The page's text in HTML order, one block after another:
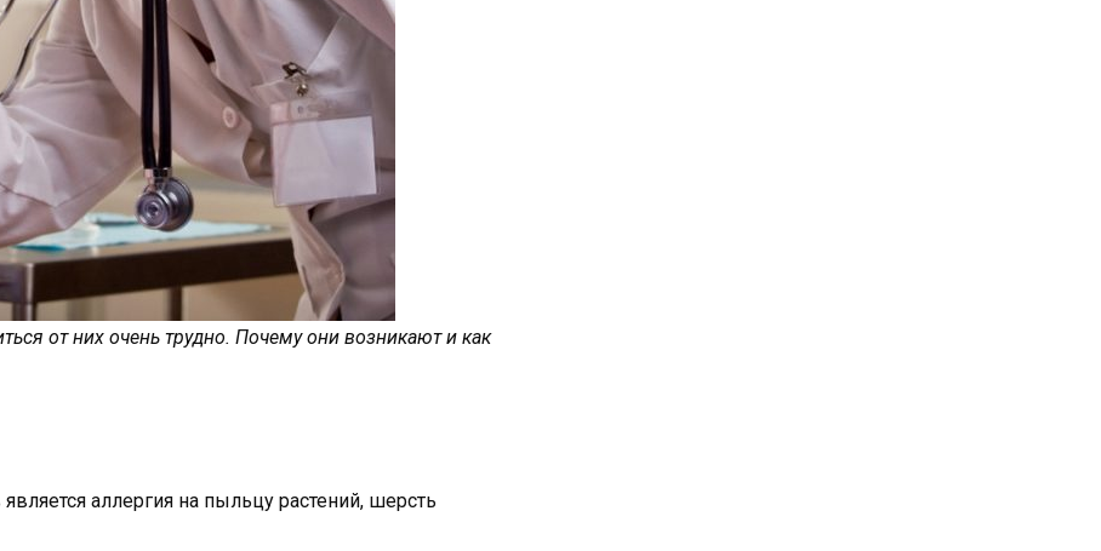
от них очень трудно. Почему они возникают и как
аллергия на пыльцу растений, шерсть